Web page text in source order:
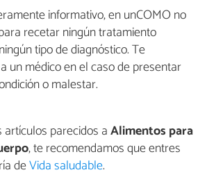
informativo, en unCOMO no
recetar ningún tratamiento
tipo de diagnóstico. Te
un médico en el caso de presentar
o malestar.
parecidos aAlimentos para
, te recomendamos que entres
deVida saludable.